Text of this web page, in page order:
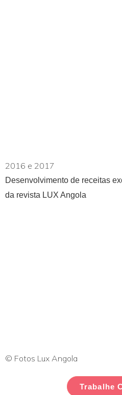
2016 e 2017
Desenvolvimento de receitas
da revista LUX Angola
© Fotos Lux Angola
Trabalhe